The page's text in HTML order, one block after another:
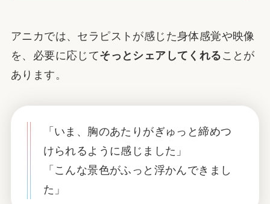
アニカでは、セラピストが感じた身体感覚や映像
を、必要に応じてそっとシェアしてくれる ことが
あります。
「いま、胸のあたりがぎゅっと締めつ
けられるように感じました」
「こんな景色がふっと浮かんできまし
た」